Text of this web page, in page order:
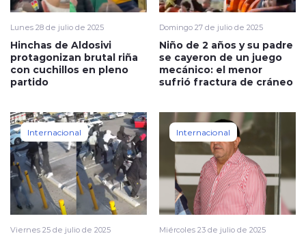
Lunes 28 de julio de 2025
Hinchas de Aldosivi
protagonizan brutal riña
con cuchillos en pleno
partido
Domingo 27 de julio de 2025
Niño de 2 años y su padre
se cayeron de un juego
mecánico: el menor
sufrió fractura de cráneo
Internacional
Viernes 25 de julio de 2025
Internacional
Miércoles 23 de julio de 2025